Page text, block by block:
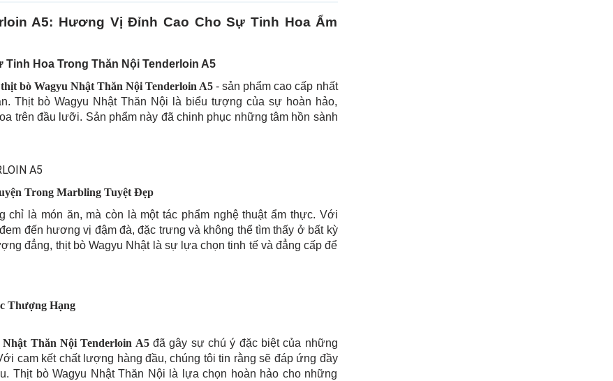
A5: Hương Vị Đỉnh Cao Cho Sự Tinh Hoa Ẩm
Tinh Hoa Trong Thăn Nội Tenderloin A5
thịt bò Wagyu Nhật Thăn Nội Tenderloin A5 - sản phẩm cao cấp nhất
Thịt bò Wagyu Nhật Thăn Nội là biểu tượng của sự hoàn hảo,
trên đầu lưỡi. Sản phẩm này đã chinh phục những tâm hồn sành
Trong Marbling Tuyệt Đẹp
chỉ là món ăn, mà còn là một tác phẩm nghệ thuật ẩm thực. Với
đến hương vị đậm đà, đặc trưng và không thể tìm thấy ở bất kỳ
đẳng, thịt bò Wagyu Nhật là sự lựa chọn tinh tế và đẳng cấp để
Thượng Hạng
Thăn Nội Tenderloin A5đã gây sự chú ý đặc biệt của những
cam kết chất lượng hàng đầu, chúng tôi tin rằng sẽ đáp ứng đầy
Thịt bò Wagyu Nhật Thăn Nội là lựa chọn hoàn hảo cho những